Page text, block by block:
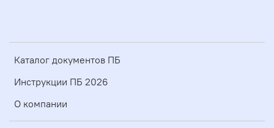
Каталог документов ПБ
Инструкции ПБ 2026
О компании